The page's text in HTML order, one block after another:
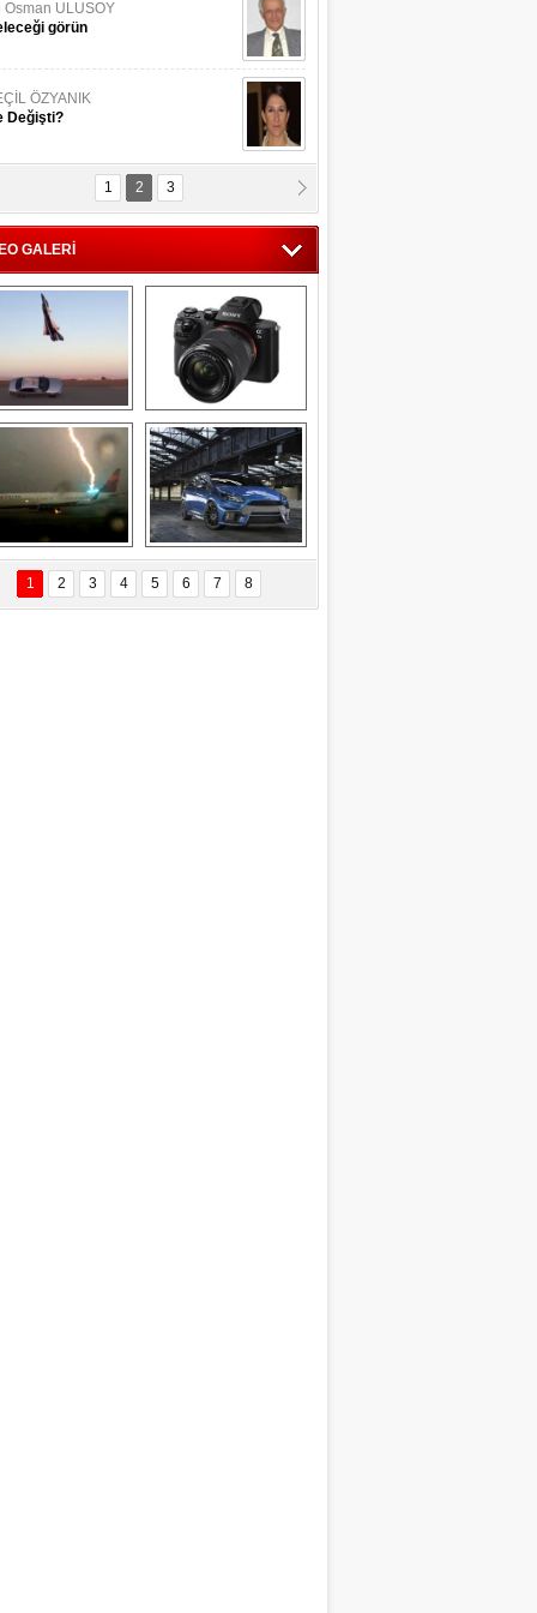
Osman ULUSOY
görün
ÖZYANIK
Değişti?
KÖYATASI
Vatan !
1 2 3
GALERİ
Savaş uçağı
pilotundan
muhteşem gösteri
Sony Alpha 7R II ön
inceleme
Delta uçağına
yıldırım çarptı
Ford Focus RS
(2015)
1 2 3 4 5 6 7 8